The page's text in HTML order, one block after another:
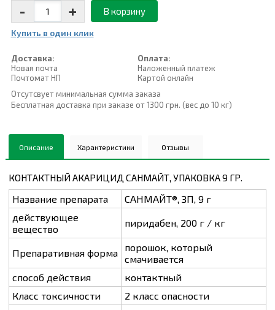
- + В корзину
Купить в один клик
Доставка:
Новая почта
Почтомат НП
Оплата:
Наложенный платеж
Картой онлайн
Отсутсвует минимальная сумма заказа
Бесплатная доставка при заказе от 1300 грн. (вес до 10 кг)
Описание Характеристики Отзывы
КОНТАКТНЫЙ АКАРИЦИД САНМАЙТ, УПАКОВКА 9 ГР.
Название препарата
САНМАЙТ®, ЗП, 9 г
действующее
вещество
пиридабен, 200 г / кг
Препаративная форма
порошок, который
смачивается
способ действия
контактный
Класс токсичности
2 класс опасности